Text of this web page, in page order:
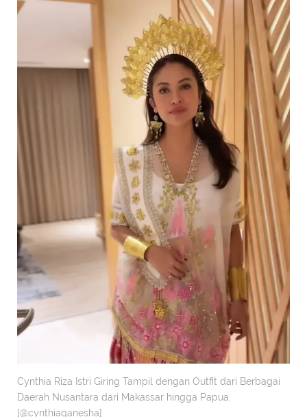
Cynthia Riza Istri Giring Tampil dengan Outfit dari Berbagai
Daerah Nusantara dari Makassar hingga Papua.
[@cynthiaganesha]